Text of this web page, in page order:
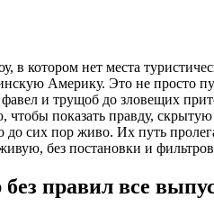
в котором нет места
Америку. Это не просто
и трущоб до зловещих
показать правду,
до сих пор живо. Их путь
без постановки и
правил все